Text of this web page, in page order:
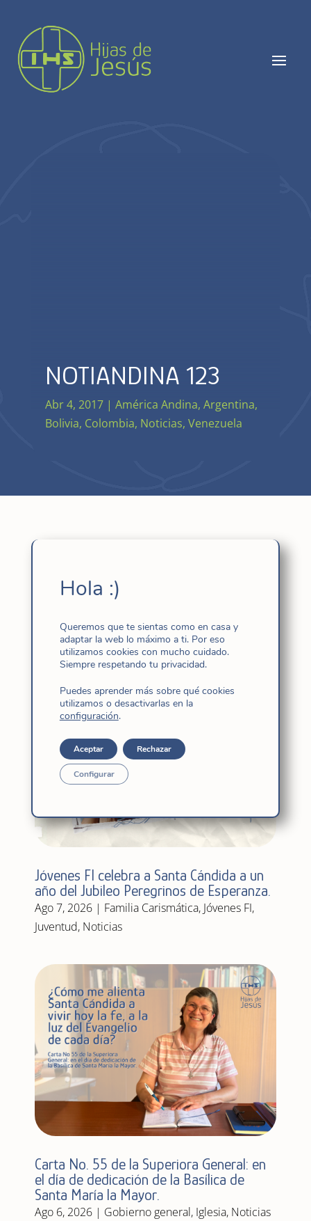
NOTIANDINA 123
Abr 4, 2017| América Andina, Argentina,
Bolivia, Colombia, Noticias, Venezuela
Relacionadas
Jóvenes FI celebra a Santa Cándida a un
año del Jubileo Peregrinos de Esperanza.
Ago 7, 2026| Familia Carismática, Jóvenes FI,
Juventud, Noticias
Carta No. 55 de la Superiora General: en
el día de dedicación de la Basílica de
Santa María la Mayor.
Ago 6, 2026| Gobierno general, Iglesia, Noticias
Hola :)
Queremos que te sientas como en casa y
adaptar la web lo máximo a ti. Por eso
utilizamos cookies con mucho cuidado.
Siempre respetando tu privacidad.
Puedes aprender más sobre qué cookies
utilizamos o desactivarlas en la
configuración.
Aceptar Rechazar
Configurar